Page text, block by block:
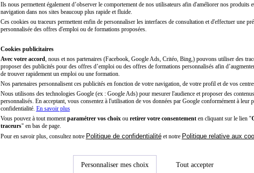
Ils nous permettent également d’observer le comportement de nos utilisateurs afin d'améliorer nos produits
navigation dans nos sites beaucoup plus rapide et fluide.
Ces cookies ou traceurs permettent enfin de personnaliser les interfaces de consultation et d'effectuer une
personnalisée des offres d'emploi ou de formations proposées.
Cookies publicitaires
Avec votre accord , nous et nos partenaires (Facebook, Google Ads, Critéo, Bing,) pouvons utiliser des
proposer des publicités pour des offres d’emploi ou des offres de formations personnalisés afin
de trouver rapidement un emploi ou une formation.
Nos partenaires personnalisent ces publicités en fonction de votre navigation, de votre profil et de vos
Nous utilisons des technologies Google (ex : Google Ads) pour mesurer l'audience et proposer des
personnalisés. En acceptant, vous consentez à l'utilisation de vos données par Google conformément à leur
confidentialité. En savoir plus
Vous pouvez à tout moment paramétrer vos choixou retirer votre consentementen cliquant sur le lien "
traceurs" en bas de page.
Pour en savoir plus, consultez notre Politique de confidentialitéet notre Politique relative aux
Personnaliser mes choix Tout accepter